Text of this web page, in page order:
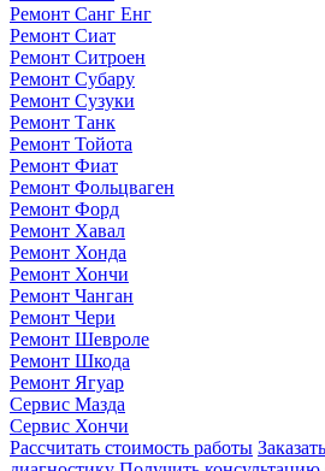
Ремонт Санг Енг
Ремонт Сиат
Ремонт Ситроен
Ремонт Субару
Ремонт Сузуки
Ремонт Танк
Ремонт Тойота
Ремонт Фиат
Ремонт Фольцваген
Ремонт Форд
Ремонт Хавал
Ремонт Хонда
Ремонт Хончи
Ремонт Чанган
Ремонт Чери
Ремонт Шевроле
Ремонт Шкода
Ремонт Ягуар
Сервис Мазда
Сервис Хончи
Рассчитать стоимость работы